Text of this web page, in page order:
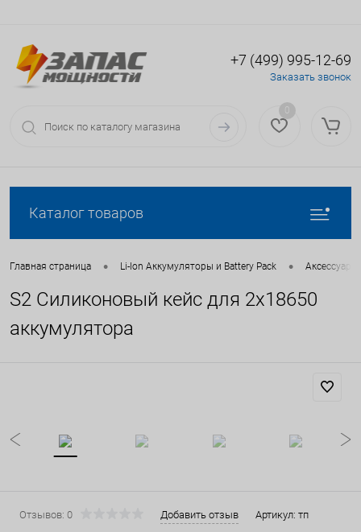
Вход Регистрация
+7 (499) 995-12-69
Заказать звонок
0
Каталог товаров
Главная страница • Li-Ion Аккумуляторы и Battery Pack • Аксессуары
S2 Силиконовый кейс для 2х18650
аккумулятора
Отзывов: 0 Добавить отзыв Артикул: тп